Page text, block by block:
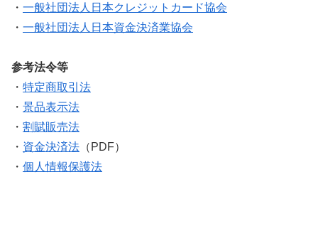
・ 一般社団法人日本クレジットカード協会
・ 一般社団法人日本資金決済業協会
参考法令等
・ 特定商取引法
・ 景品表示法
・ 割賦販売法
・ 資金決済法 （PDF）
・ 個人情報保護法